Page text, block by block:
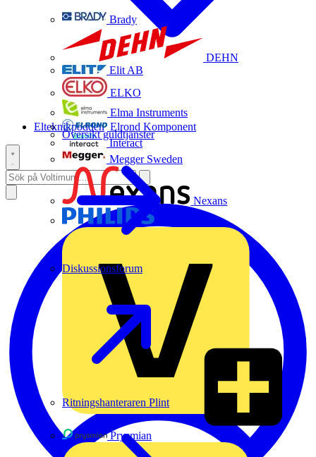
Brady
DEHN
Elit AB
ELKO
Elma Instruments
Elrond Komponent
Interact
Megger Sweden
Nexans
Prysmian
Översikt guldtjänster
Diskussionsforum
Ritningshanteraren Plint
Elteknikpodden